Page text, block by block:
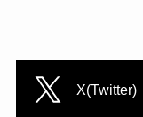
X(Twitter)